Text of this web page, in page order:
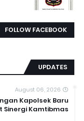
FOLLOW FACEBOOK
UPDATES
August 06, 2026
Kapolsek Baru
Sinergi Kamtibmas